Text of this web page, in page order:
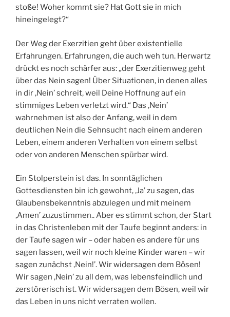
stoße! Woher kommt sie? Hat Gott sie in mich
hineingelegt?“
Der Weg der Exerzitien geht über existentielle
Erfahrungen. Erfahrungen, die auch weh tun. Herwartz
drückt es noch schärfer aus: „der Exerzitienweg geht
über das Nein sagen! Über Situationen, in denen alles
in dir ‚Nein’ schreit, weil Deine Hoffnung auf ein
stimmiges Leben verletzt wird.“ Das ‚Nein’
wahrnehmen ist also der Anfang, weil in dem
deutlichen Nein die Sehnsucht nach einem anderen
Leben, einem anderen Verhalten von einem selbst
oder von anderen Menschen spürbar wird.
Ein Stolperstein ist das. In sonntäglichen
Gottesdiensten bin ich gewohnt, ‚Ja’ zu sagen, das
Glaubensbekenntnis abzulegen und mit meinem
‚Amen’ zuzustimmen.. Aber es stimmt schon, der Start
in das Christenleben mit der Taufe beginnt anders: in
der Taufe sagen wir – oder haben es andere für uns
sagen lassen, weil wir noch kleine Kinder waren – wir
sagen zunächst ‚Nein!’. Wir widersagen dem Bösen!
Wir sagen ‚Nein’ zu all dem, was lebensfeindlich und
zerstörerisch ist. Wir widersagen dem Bösen, weil wir
das Leben in uns nicht verraten wollen.